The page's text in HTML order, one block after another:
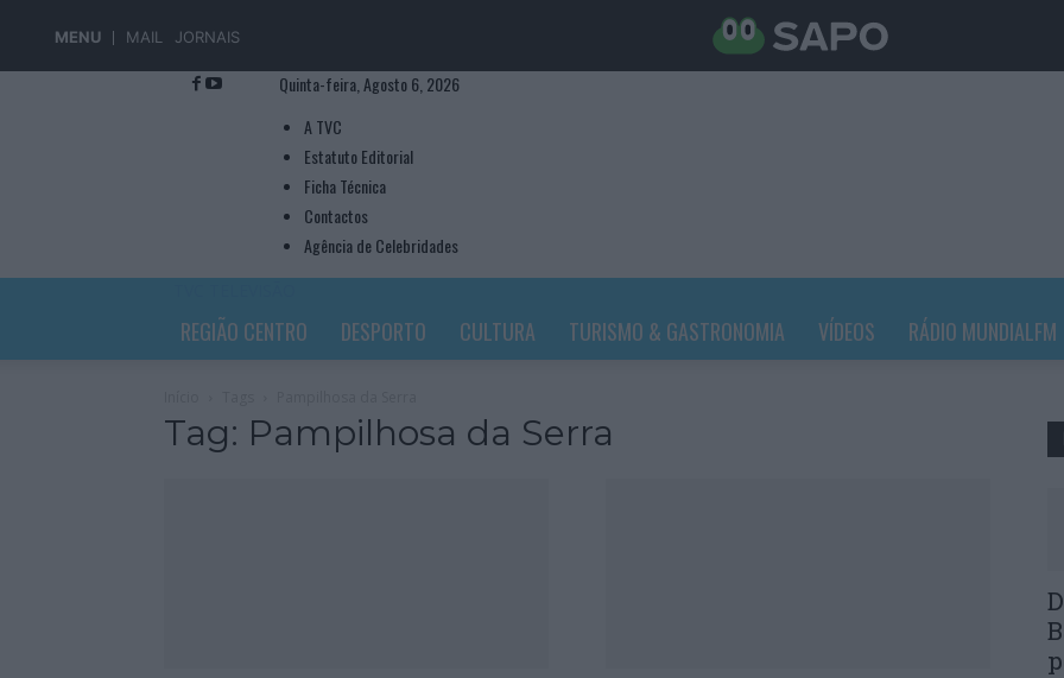
MENU MAIL JORNAIS
Quinta-feira, Agosto 6, 2026
A TVC
Estatuto Editorial
Ficha Técnica
Contactos
Agência de Celebridades
REGIÃO CENTRO DESPORTO CULTURA TURISMO & GASTRONOMIA VÍDEOS RÁDIO MUNDIALFM
Tag: Pampilhosa da Serra